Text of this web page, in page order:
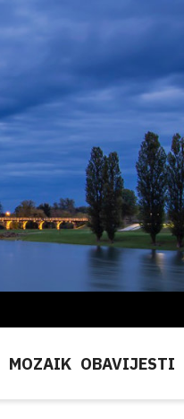
MOZAIK OBAVIJESTI